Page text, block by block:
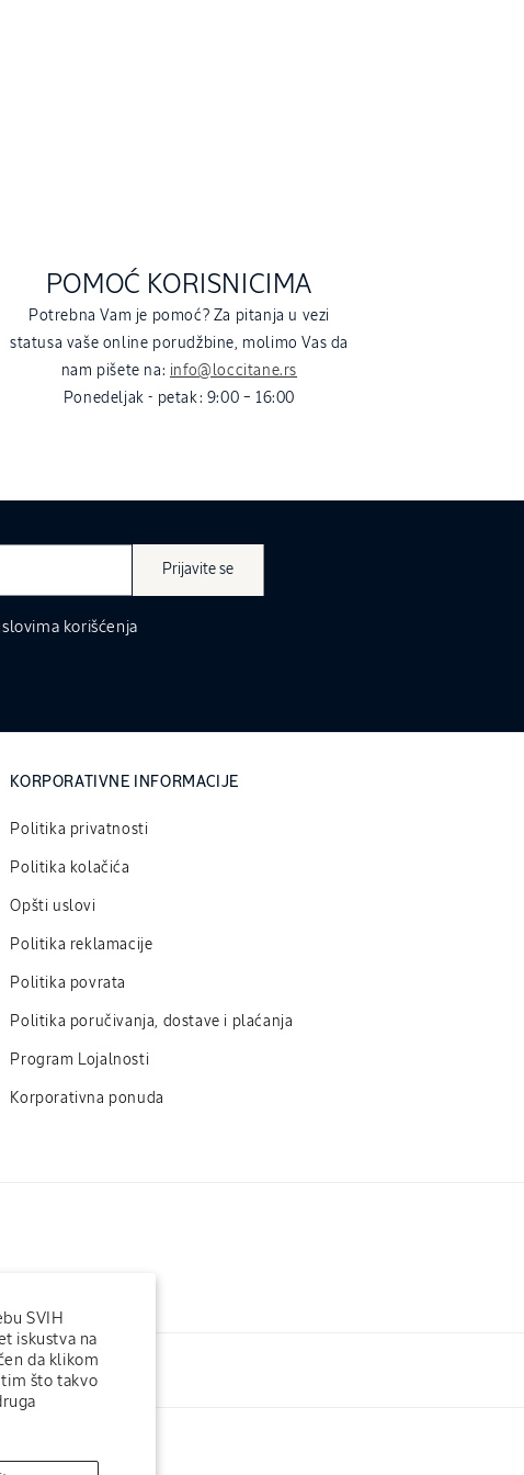
SVIH
iskustva na
da klikom
što takvo
POMOĆ KORISNICIMA
Potrebna Vam je pomoć? Za pitanja u vezi
statusa vaše online porudžbine, molimo Vas da
nam pišete na: info@loccitane.rs
Ponedeljak - petak: 9:00 – 16:00
Prijavite se
korišćenja
KORPORATIVNE INFORMACIJE
Politika privatnosti
Politika kolačića
Opšti uslovi
Politika reklamacije
Politika povrata
Politika poručivanja, dostave i plaćanja
Program Lojalnosti
Korporativna ponuda
L'Occitane u svetu